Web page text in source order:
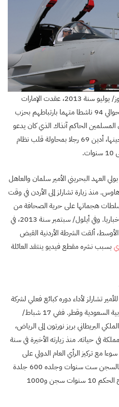
بداية من آذار/ مارس وصولا إلى تموز/ يوليو سنة 2013، عقدت الإمارات
لحوالي 94 ناشطا متهما بارتباطهم بحزب
الحاكم آنذاك الذي كان يدعو
إلى الإصلاح السياسي في الإمارات. حينها، أدين 69 رجلا بمحاولة قلب نظام
تشارلز بولي العهد البحريني الأمير سلمان والعاهل
منذ زيارة تشارلز إلى الأردن في وقت
صعّدت السلطات هجماتها على حرية الصحافة من
خلال حجب أكثر من 260 موقعا إخباريا. وفي أيلول/ سبتمبر سنة 2013، في
ألقت الشرطة الأردنية القبض
بسبب نشره مقطع فيديو ينتقد العائلة
تشارلز لأداء دوره كبائع فعلي لشركة
بي إيه إي سيستمز، في المملكة العربية السعودية وقطر. ففي 17 شباط/
البريطاني بريز نورتون إلى الرياض،
في حياته. منذ زيارته الأخيرة في سنة
مع تركيز الرأي العام الدولي على
حكم المدون الليبرالي رائف بدوي بالسجن ست سنوات وجلده 600 جلدة
بتهمة “إهانة الإسلام” (لاحقا أصبح الحكم 10 سنوات سجن و1000